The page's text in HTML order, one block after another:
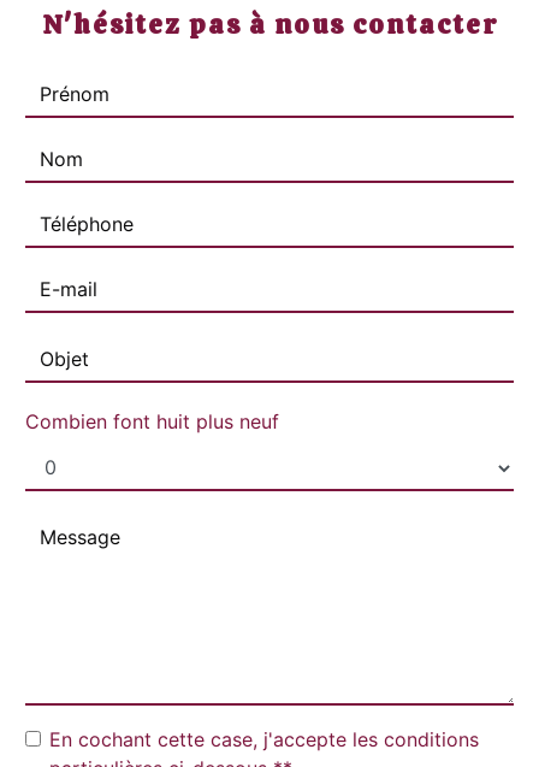
N'hésitez pas à nous contacter
Combien font huit plus neuf
En cochant cette case, j'accepte les conditions